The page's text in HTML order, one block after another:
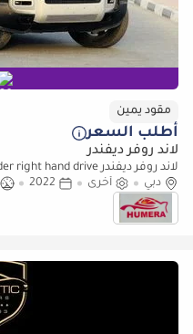
مقود يمين
أطلب السعر
لاند روفر ديفندر
لاند روفر ديفندر Defender right hand drive (للتصدير فقط)
دبي
أخرى 2022